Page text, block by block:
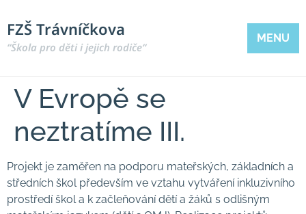
FZŠ Trávníčkova
“Škola pro děti i jejich rodiče“
MENU
V Evropě se
neztratíme III.
Projekt je zaměřen na podporu mateřských, základních a
středních škol především ve vztahu vytváření inkluzivního
prostředí škol a k začleňování dětí a žáků s odlišným